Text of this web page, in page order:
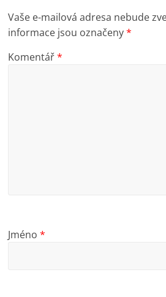
Vaše e-mailová adresa nebude
informace jsou označeny*
Komentář*
Jméno*